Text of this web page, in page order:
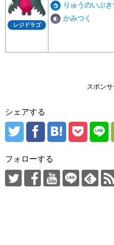
レジドラゴ
りゅうのいぶ
かみつく
スポン
シェアする
フォローする